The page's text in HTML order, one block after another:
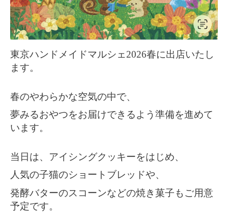
東京ハンドメイドマルシェ2026春に出店いたし
ます。
春のやわらかな空気の中で、
夢みるおやつをお届けできるよう準備を進めて
います。
当日は、アイシングクッキーをはじめ、
人気の子猫のショートブレッドや、
発酵バターのスコーンなどの焼き菓子もご用意
予定です。